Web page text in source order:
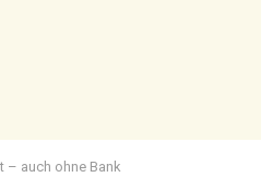
– auch ohne Bank